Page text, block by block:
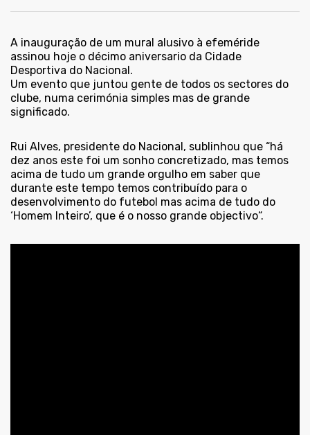
A inauguração de um mural alusivo à efeméride
assinou hoje o décimo aniversario da Cidade
Desportiva do Nacional.
Um evento que juntou gente de todos os sectores do
clube, numa cerimónia simples mas de grande
significado.
Rui Alves, presidente do Nacional, sublinhou que “há
dez anos este foi um sonho concretizado, mas temos
acima de tudo um grande orgulho em saber que
durante este tempo temos contribuído para o
desenvolvimento do futebol mas acima de tudo do
‘Homem Inteiro’, que é o nosso grande objectivo“.